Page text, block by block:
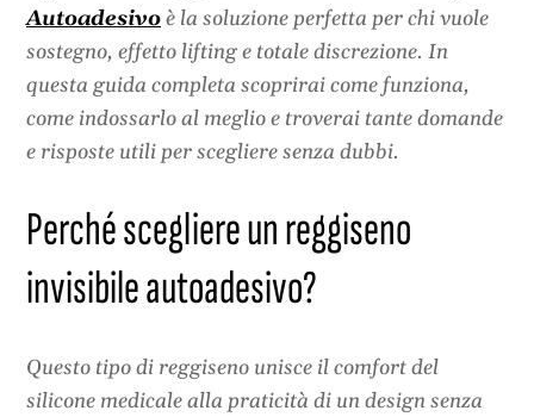
Autoadesivoè la soluzione perfetta per chi vuole
sostegno, effetto lifting e totale discrezione. In
questa guida completa scoprirai come funziona,
come indossarlo al meglio e troverai tante domande
e risposte utili per scegliere senza dubbi.
Perché scegliere un reggiseno
invisibile autoadesivo?
Questo tipo di reggiseno unisce il comfort del
silicone medicale alla praticità di un design senza